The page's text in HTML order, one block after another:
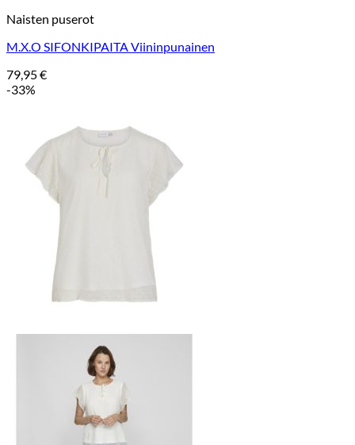
Naisten puserot
M.X.O SIFONKIPAITA Viininpunainen
79,95€
-33%